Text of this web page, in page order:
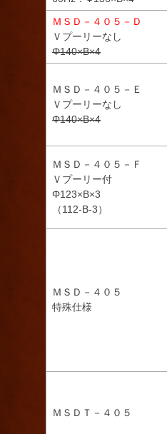
ＭＳＤ－４０５－Ｄ
Ｖプーリーなし
Φ140×B×4
ＭＳＤ－４０５－Ｅ
Ｖプーリーなし
Φ140×B×4
ＭＳＤ－４０５－Ｆ
Ｖプーリー付
Φ123×B×3
（112-B-3）
ＭＳＤ－４０５
特殊仕様
ＭＳＤＴ－４０５